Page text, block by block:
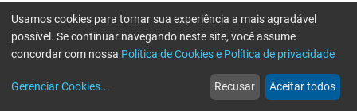
web
Notícias
more_horiz
Mais
Usamos cookies para tornar sua experiência a mais agradável
possível. Se continuar navegando neste site, você assume
concordar com nossa Política de Cookies e Política de privacidade
Gerenciar Cookies... Recusar Aceitar todos
Erro ao enviar informações, por favor tente novamente